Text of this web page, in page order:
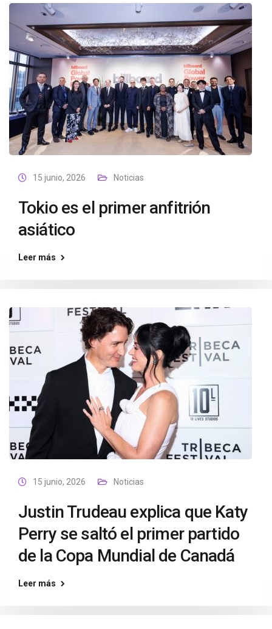
15 junio, 2026 Noticias
Tokio es el primer anfitrión
asiático
Leer más
15 junio, 2026 Noticias
Justin Trudeau explica que Katy
Perry se saltó el primer partido
de la Copa Mundial de Canadá
Leer más